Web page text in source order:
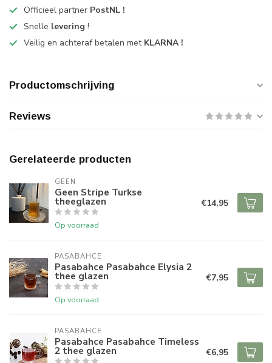
Officieel partner PostNL !
Snelle levering !
Veilig en achteraf betalen met KLARNA !
Productomschrijving
Reviews
Gerelateerde producten
GEEN
Geen Stripe Turkse
theeglazen
Op voorraad
€14,95
PASABAHCE
Pasabahce Pasabahce Elysia 2
thee glazen
Op voorraad
€7,95
PASABAHCE
Pasabahce Pasabahce Timeless
2 thee glazen €6,95